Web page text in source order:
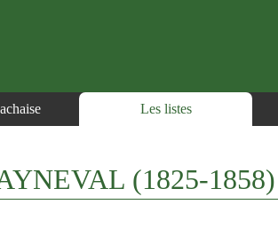
Les listes
(1825-1858)